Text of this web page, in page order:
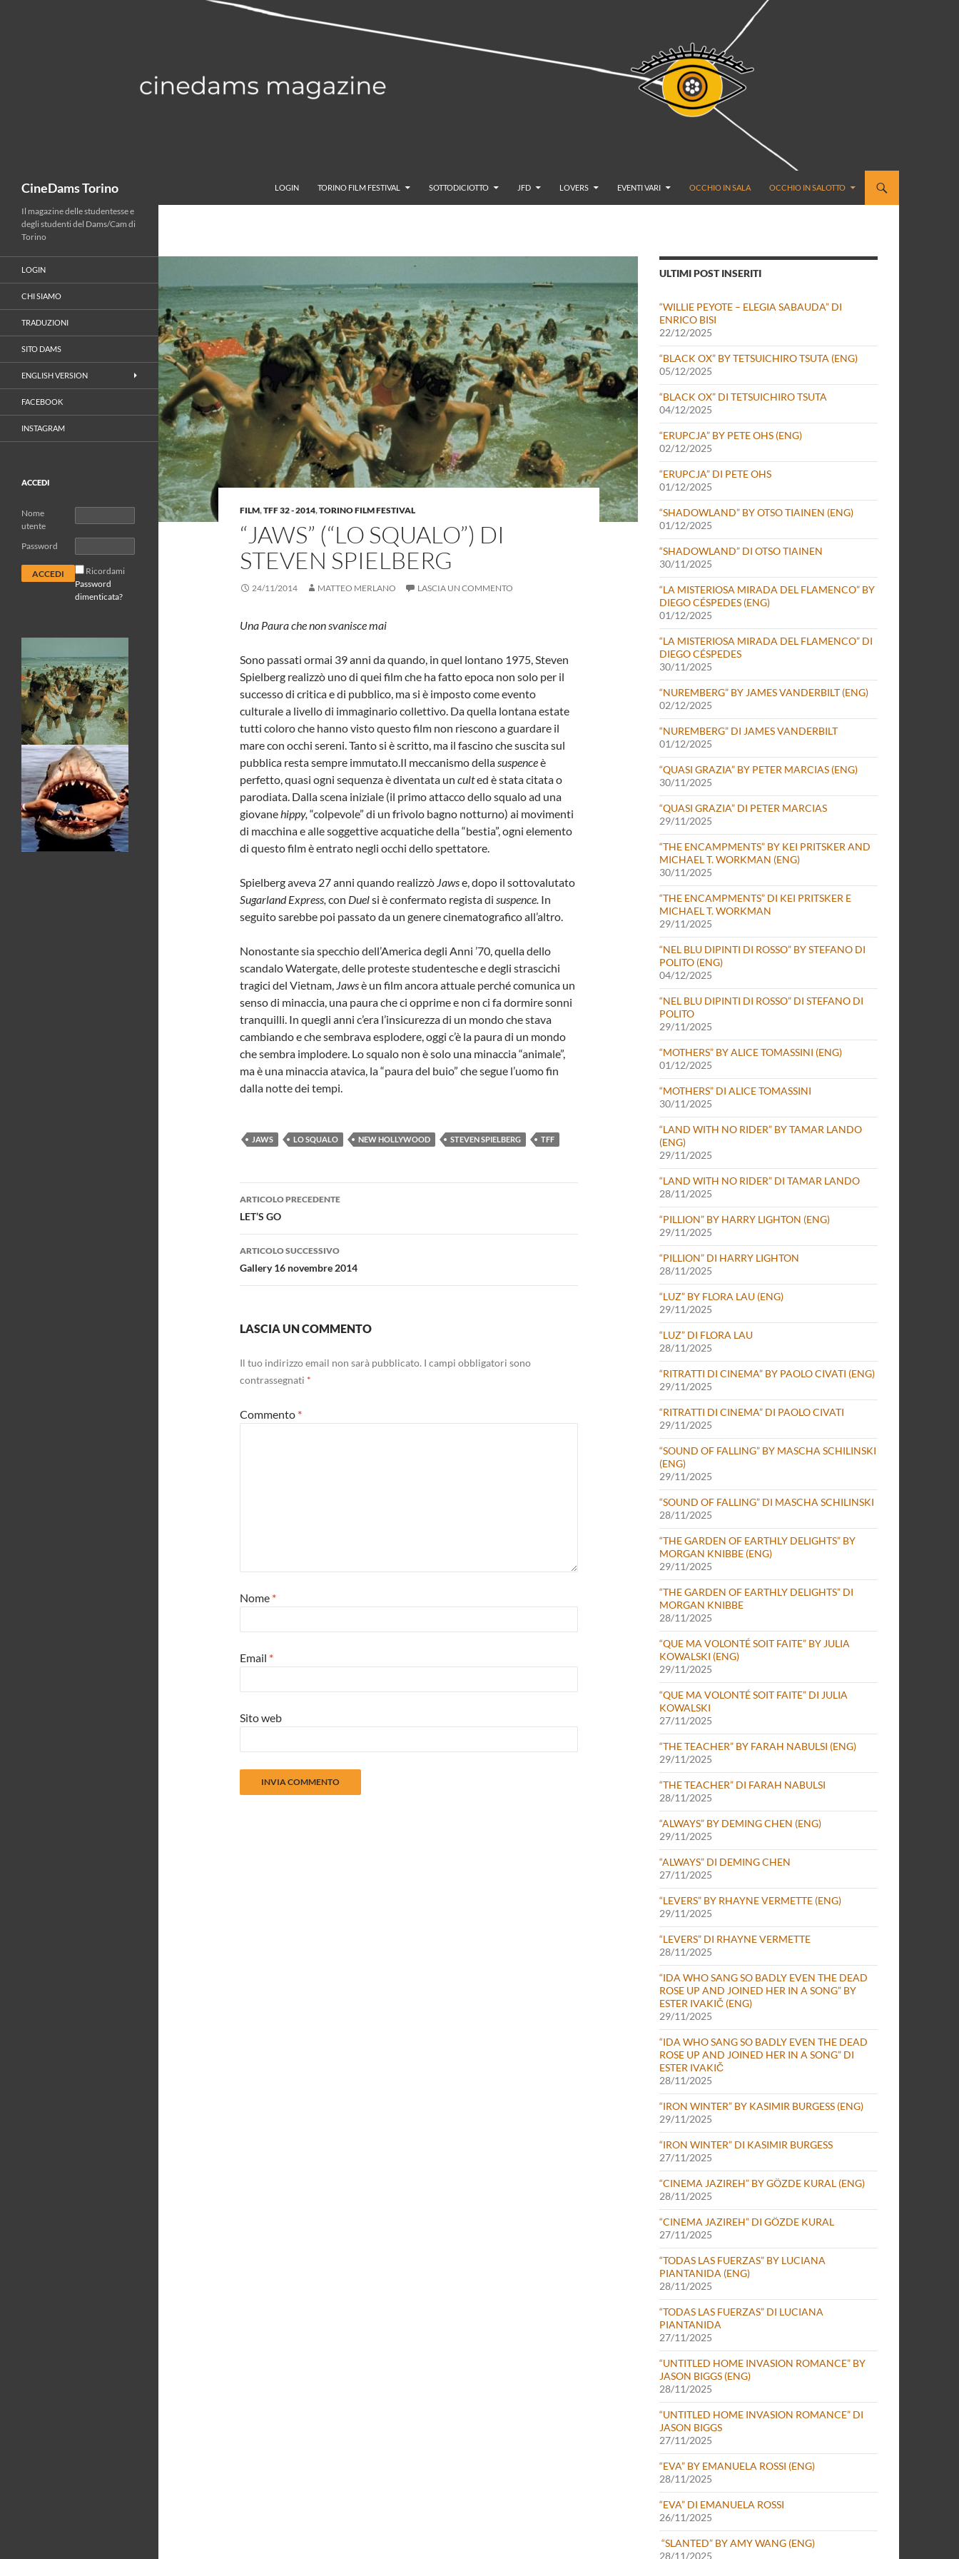
CineDams Torino LOGIN TORINO FILM FESTIVAL SOTTODICIOTTO JFD LOVERS EVENTI VARI OCCHIO IN SALA OCCHIO IN SALOTTO
FILM,TFF 32 - 2014,TORINO FILM FESTIVAL
“JAWS” (“LO SQUALO”) DI
STEVEN SPIELBERG
24/11/2014 MATTEO MERLANO LASCIA UN COMMENTO
Una Paura che non svanisce mai
Sono passati ormai 39 anni da quando, in quel lontano 1975, Steven
Spielberg realizzò uno di quei film che ha fatto epoca non solo per il
successo di critica e di pubblico, ma si è imposto come evento
culturale a livello di immaginario collettivo. Da quella lontana estate
tutti coloro che hanno visto questo film non riescono a guardare il
mare con occhi sereni. Tanto si è scritto, ma il fascino che suscita sul
pubblica resta sempre immutato.Il meccanismo dellasuspenceè
perfetto, quasi ogni sequenza è diventata un culted è stata citata o
parodiata. Dalla scena iniziale (il primo attacco dello squalo ad una
giovanehippy, “colpevole” di un frivolo bagno notturno) ai movimenti
di macchina e alle soggettive acquatiche della “bestia”, ogni elemento
di questo film è entrato negli occhi dello spettatore.
Spielberg aveva 27 anni quando realizzò Jawse, dopo il sottovalutato
Sugarland Express, con Duelsi è confermato regista di suspence. In
seguito sarebbe poi passato da un genere cinematografico all’altro.
Nonostante sia specchio dell’America degli Anni ’70, quella dello
scandalo Watergate, delle proteste studentesche e degli strascichi
tragici del Vietnam, Jawsè un film ancora attuale perché comunica un
senso di minaccia, una paura che ci opprime e non ci fa dormire sonni
tranquilli. In quegli anni c’era l’insicurezza di un mondo che stava
cambiando e che sembrava esplodere, oggi c’è la paura di un mondo
che sembra implodere. Lo squalo non è solo una minaccia “animale”,
ma è una minaccia atavica, la “paura del buio” che segue l’uomo fin
dalla notte dei tempi.
JAWS LO SQUALO NEW HOLLYWOOD STEVEN SPIELBERG TFF
Navigazione
articolo
ARTICOLO PRECEDENTE
LET’S GO
ARTICOLO SUCCESSIVO
Gallery 16 novembre 2014
LASCIA UN COMMENTO
Il tuo indirizzo email non sarà pubblicato. I campi obbligatori sono
contrassegnati *
Commento *
Nome *
Email *
Sito web
ULTIMI POST INSERITI
“WILLIE PEYOTE – ELEGIA SABAUDA” DI
ENRICO BISI
22/12/2025
“BLACK OX” BY TETSUICHIRO TSUTA (ENG)
05/12/2025
“BLACK OX” DI TETSUICHIRO TSUTA
04/12/2025
“ERUPCJA” BY PETE OHS (ENG)
02/12/2025
“ERUPCJA” DI PETE OHS
01/12/2025
“SHADOWLAND” BY OTSO TIAINEN (ENG)
01/12/2025
“SHADOWLAND” DI OTSO TIAINEN
30/11/2025
“LA MISTERIOSA MIRADA DEL FLAMENCO” BY
DIEGO CÉSPEDES (ENG)
01/12/2025
“LA MISTERIOSA MIRADA DEL FLAMENCO” DI
DIEGO CÉSPEDES
30/11/2025
“NUREMBERG” BY JAMES VANDERBILT (ENG)
02/12/2025
“NUREMBERG” DI JAMES VANDERBILT
01/12/2025
“QUASI GRAZIA” BY PETER MARCIAS (ENG)
30/11/2025
“QUASI GRAZIA” DI PETER MARCIAS
29/11/2025
“THE ENCAMPMENTS” BY KEI PRITSKER AND
MICHAEL T. WORKMAN (ENG)
30/11/2025
“THE ENCAMPMENTS” DI KEI PRITSKER E
MICHAEL T. WORKMAN
29/11/2025
“NEL BLU DIPINTI DI ROSSO” BY STEFANO DI
POLITO (ENG)
04/12/2025
“NEL BLU DIPINTI DI ROSSO” DI STEFANO DI
POLITO
29/11/2025
“MOTHERS” BY ALICE TOMASSINI (ENG)
01/12/2025
“MOTHERS” DI ALICE TOMASSINI
30/11/2025
“LAND WITH NO RIDER” BY TAMAR LANDO
(ENG)
29/11/2025
“LAND WITH NO RIDER” DI TAMAR LANDO
28/11/2025
“PILLION” BY HARRY LIGHTON (ENG)
29/11/2025
“PILLION” DI HARRY LIGHTON
28/11/2025
“LUZ” BY FLORA LAU (ENG)
29/11/2025
“LUZ” DI FLORA LAU
28/11/2025
“RITRATTI DI CINEMA” BY PAOLO CIVATI (ENG)
29/11/2025
“RITRATTI DI CINEMA” DI PAOLO CIVATI
29/11/2025
“SOUND OF FALLING” BY MASCHA SCHILINSKI
(ENG)
29/11/2025
“SOUND OF FALLING” DI MASCHA SCHILINSKI
28/11/2025
“THE GARDEN OF EARTHLY DELIGHTS” BY
MORGAN KNIBBE (ENG)
29/11/2025
“THE GARDEN OF EARTHLY DELIGHTS” DI
MORGAN KNIBBE
28/11/2025
“QUE MA VOLONTÉ SOIT FAITE” BY JULIA
KOWALSKI (ENG)
29/11/2025
“QUE MA VOLONTÉ SOIT FAITE” DI JULIA
KOWALSKI
27/11/2025
“THE TEACHER” BY FARAH NABULSI (ENG)
29/11/2025
“THE TEACHER” DI FARAH NABULSI
28/11/2025
“ALWAYS” BY DEMING CHEN (ENG)
29/11/2025
“ALWAYS” DI DEMING CHEN
27/11/2025
“LEVERS” BY RHAYNE VERMETTE (ENG)
29/11/2025
“LEVERS” DI RHAYNE VERMETTE
28/11/2025
“IDA WHO SANG SO BADLY EVEN THE DEAD
ROSE UP AND JOINED HER IN A SONG” BY
ESTER IVAKIČ (ENG)
29/11/2025
“IDA WHO SANG SO BADLY EVEN THE DEAD
ROSE UP AND JOINED HER IN A SONG” DI
ESTER IVAKIČ
28/11/2025
“IRON WINTER” BY KASIMIR BURGESS (ENG)
29/11/2025
“IRON WINTER” DI KASIMIR BURGESS
27/11/2025
“CINEMA JAZIREH” BY GÖZDE KURAL (ENG)
28/11/2025
“CINEMA JAZIREH” DI GÖZDE KURAL
27/11/2025
“TODAS LAS FUERZAS” BY LUCIANA
PIANTANIDA (ENG)
28/11/2025
“TODAS LAS FUERZAS” DI LUCIANA
PIANTANIDA
27/11/2025
“UNTITLED HOME INVASION ROMANCE” BY
JASON BIGGS (ENG)
28/11/2025
“UNTITLED HOME INVASION ROMANCE” DI
JASON BIGGS
27/11/2025
“EVA” BY EMANUELA ROSSI (ENG)
28/11/2025
“EVA” DI EMANUELA ROSSI
26/11/2025
“SLANTED” BY AMY WANG (ENG)
28/11/2025
Il magazine delle studentesse e
degli studenti del Dams/Cam di
Torino
LOGIN
CHI SIAMO
TRADUZIONI
SITO DAMS
ENGLISH VERSION
FACEBOOK
INSTAGRAM
ACCEDI
Nome
utente
Password
Ricordami
Password
dimenticata?